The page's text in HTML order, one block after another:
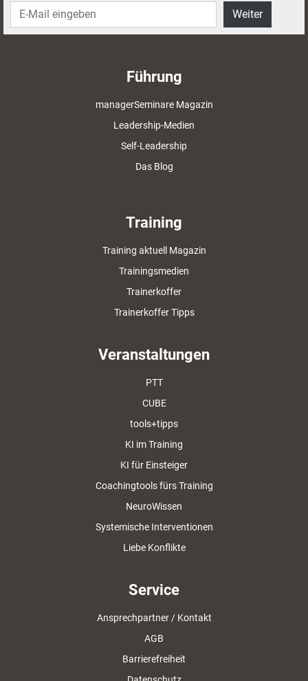
Weiter
Führung
managerSeminare Magazin
Leadership-Medien
Self-Leadership
Das Blog
Training
Training aktuell Magazin
Trainingsmedien
Trainerkoffer
Trainerkoffer Tipps
Veranstaltungen
PTT
CUBE
tools+tipps
KI im Training
KI für Einsteiger
Coachingtools fürs Training
NeuroWissen
Systemische Interventionen
Liebe Konflikte
Service
Ansprechpartner / Kontakt
AGB
Barrierefreiheit